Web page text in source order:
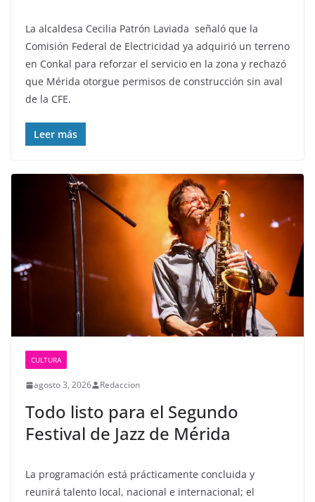
La alcaldesa Cecilia Patrón Laviada señaló que la
Comisión Federal de Electricidad ya adquirió un terreno
en Conkal para reforzar el servicio en la zona y rechazó
que Mérida otorgue permisos de construcción sin aval
de la CFE.
Leer más
CULTURA
agosto 3, 2026 Redaccion
Todo listo para el Segundo
Festival de Jazz de Mérida
La programación está prácticamente concluida y
reunirá talento local, nacional e internacional; el